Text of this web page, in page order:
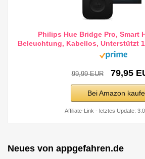
Philips Hue Bridge Pro, Smart
Beleuchtung, Kabellos, Unterstützt
99,99 EUR 79,95
Bei Amazon
Affiliate-Link - letztes Update:
Neues von appgefahren.de